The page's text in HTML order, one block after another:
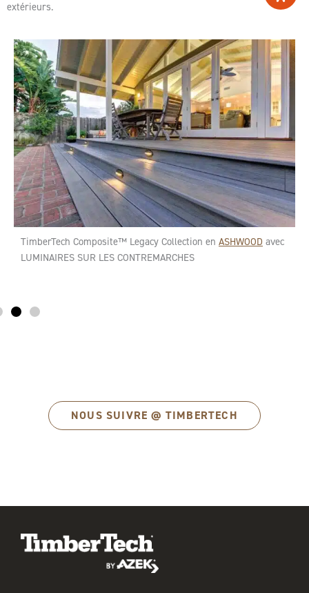
extérieurs.
TimberTech Composite™ Legacy Collection en ASHWOOD avec
LUMINAIRES SUR LES CONTREMARCHES
NOUS SUIVRE @ TIMBERTECH